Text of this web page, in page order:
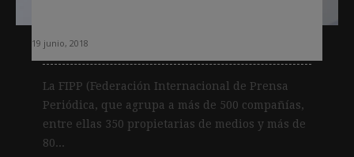
19 junio, 2018
La FIPP (Federación Internacional de Prensa
Periódica, que agrupa a más de 500 compañías,
entre ellas 350 propietarias de medios y más de
80...